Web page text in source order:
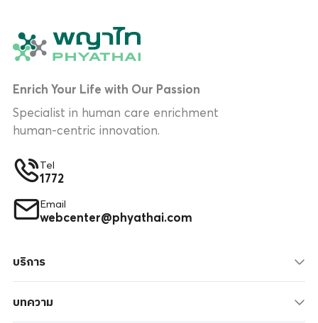
Enrich Your Life with Our Passion
Specialist in human care enrichment
human-centric innovation.
Tel
1772
Email
webcenter@phyathai.com
บริการ
บทความ